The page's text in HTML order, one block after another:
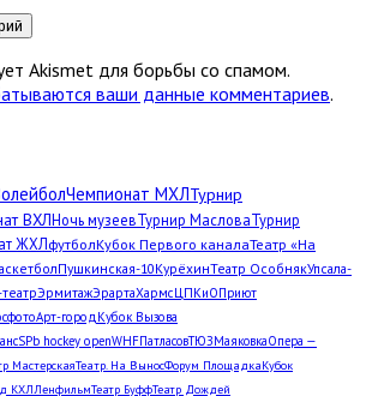
Akismet для борьбы со спамом.
ваши данные комментариев.
Чемпионат МХЛТурнир
ВХЛНочь музеевТурнир МасловаТурнир
ЖХЛфутболКубок Первого каналаТеатр «На
Пушкинская-10КурёхинТеатр ОсобнякУпсала-
ЭрмитажЭрартаХармсЦПКиОПриют
Арт-город Кубок Вызова
SPb hockey openWHFПатласовТЮЗМаяковкаОпера —
МастерскаяТеатр. На ВыносФорум ПлощадкаКубок
КХЛЛенфильмТеатр БуффТеатр Дождей